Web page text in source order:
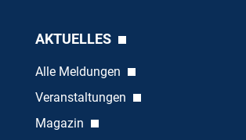
AKTUELLES
Alle Meldungen
Veranstaltungen
Magazin